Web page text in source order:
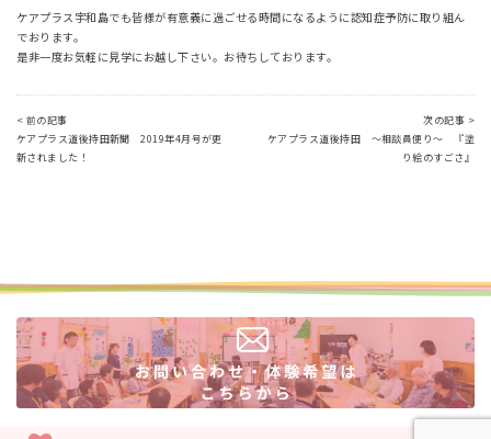
ケアプラス宇和島でも皆様が有意義に過ごせる時間になるように認知症予防に取り組ん
でおります。
是非一度お気軽に見学にお越し下さい。お待ちしております。
< 前の記事
ケアプラス道後持田新聞 2019年4月号が更
新されました！
次の記事 >
ケアプラス道後持田 ～相談員便り～ 『塗
り絵のすごさ』